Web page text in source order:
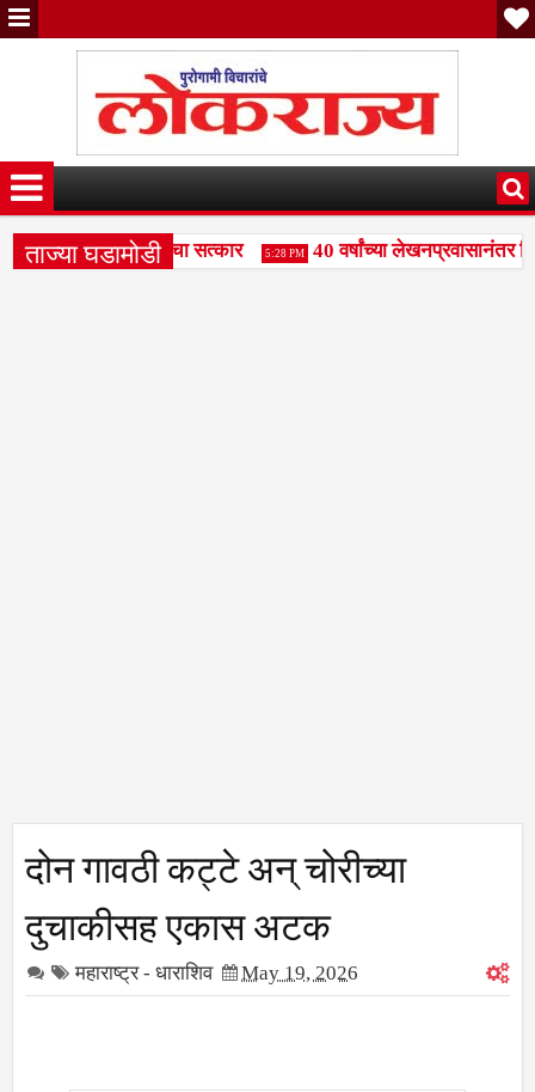
ताज्या घडामोडी
दुधगावकर यांचा सत्कार 5:28 PM
40 वर्षांच्या लेखनप्रवासानंतर
दोन गावठी कट्टे अन्‌‍ चोरीच्या
दुचाकीसह एकास अटक
महाराष्ट्र - धाराशिव May 19, 2026